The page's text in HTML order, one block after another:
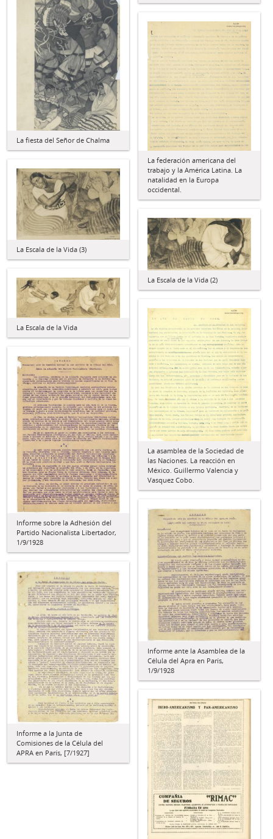
La fiesta del Señor de Chalma
La federación americana del
trabajo y la América Latina. La
natalidad en la Europa
occidental.
La Escala de la Vida (3)
La Escala de la Vida (2)
La Escala de la Vida
La asamblea de la Sociedad de
las Naciones. La reacción en
México. Guillermo Valencia y
Vasquez Cobo.
Informe sobre la Adhesión del
Partido Nacionalista Libertador,
1/9/1928
Informe ante la Asamblea de la
Célula del Apra en París,
1/9/1928
Informe a la Junta de
Comisiones de la Célula del
APRA en París, [7/1927]